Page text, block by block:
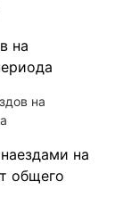
на
на
общего